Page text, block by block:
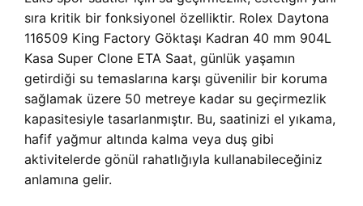
sıra kritik bir fonksiyonel özelliktir. Rolex Daytona
116509 King Factory Göktaşı Kadran 40 mm 904L
Kasa Super Clone ETA Saat, günlük yaşamın
getirdiği su temaslarına karşı güvenilir bir koruma
sağlamak üzere 50 metreye kadar su geçirmezlik
kapasitesiyle tasarlanmıştır. Bu, saatinizi el yıkama,
hafif yağmur altında kalma veya duş gibi
aktivitelerde gönül rahatlığıyla kullanabileceğiniz
anlamına gelir.